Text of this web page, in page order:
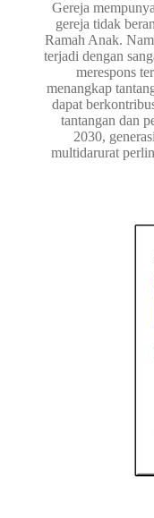
Gereja
gereja tidak
Ramah Anak.
terjadi dengan
merespons
menangkap
dapat
tantangan dan
2030,
multidarurat